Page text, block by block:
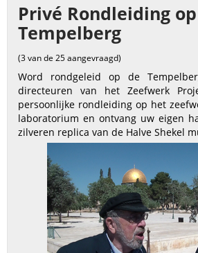
Privé Rondleiding
Tempelberg
(3 van de 25 aangevraagd)
Word rondgeleid op de
directeuren van het Zeefwerk
persoonlijke rondleiding op het
laboratorium en ontvang uw eigen
zilveren replica van de Halve Shekel